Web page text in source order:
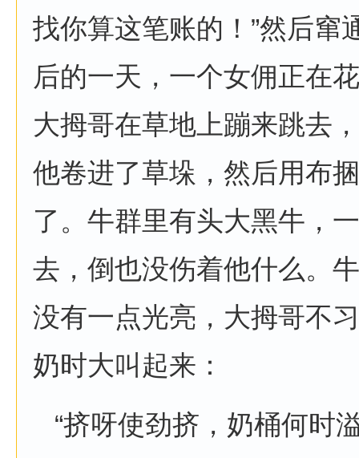
找你算这笔账的！”然后窜
后的一天，一个女佣正在
大拇哥在草地上蹦来跳去
他卷进了草垛，然后用布
了。牛群里有头大黑牛，
去，倒也没伤着他什么。
没有一点光亮，大拇哥不
奶时大叫起来：
“挤呀使劲挤，奶桶何时